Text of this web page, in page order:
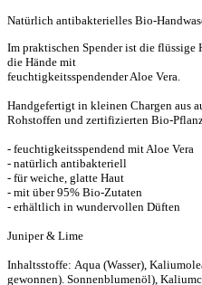
Natürlich antibakterielles Bio-
Im praktischen Spender ist die
die Hände mit
feuchtigkeitsspendender Aloe Vera.
Handgefertigt in kleinen Chargen aus
Rohstoffen und zertifizierten Bio-
- feuchtigkeitsspendend mit Aloe Vera
- natürlich antibakteriell
- für weiche, glatte Haut
- mit über 95% Bio-Zutaten
- erhältlich in wundervollen Düften
Juniper & Lime
Inhaltsstoffe: Aqua (Wasser),
gewonnen). Sonnenblumenöl),